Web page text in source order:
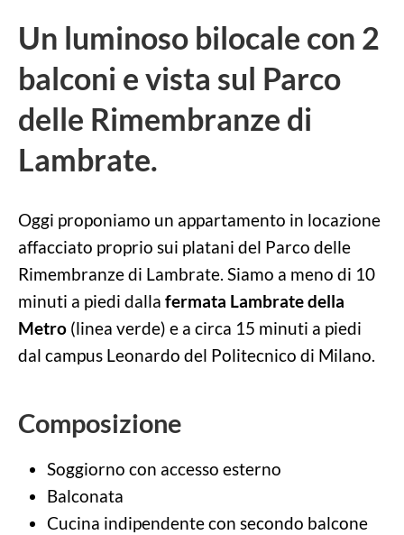
Un luminoso bilocale con 2
balconi e vista sul Parco
delle Rimembranze di
Lambrate.
Oggi proponiamo un appartamento in locazione
affacciato proprio sui platani del Parco delle
Rimembranze di Lambrate. Siamo a meno di 10
minuti a piedi dalla fermata Lambrate della
Metro (linea verde) e a circa 15 minuti a piedi
dal campus Leonardo del Politecnico di Milano.
Composizione
Soggiorno con accesso esterno
Balconata
Cucina indipendente con secondo balcone